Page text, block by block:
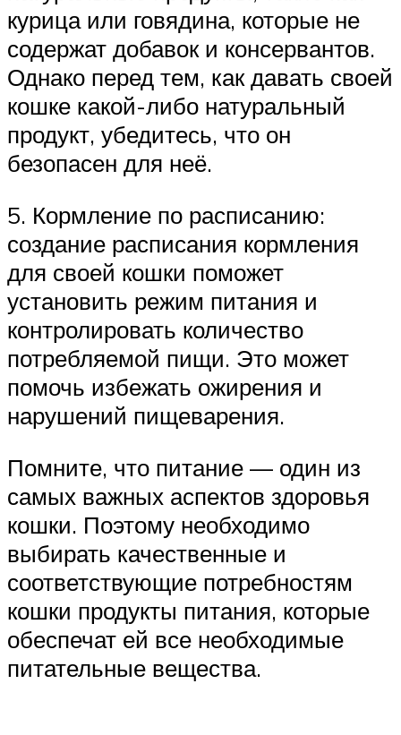
курица или говядина, которые не
содержат добавок и консервантов.
Однако перед тем, как давать своей
кошке какой-либо натуральный
продукт, убедитесь, что он
безопасен для неё.
5. Кормление по расписанию:
создание расписания кормления
для своей кошки поможет
установить режим питания и
контролировать количество
потребляемой пищи. Это может
помочь избежать ожирения и
нарушений пищеварения.
Помните, что питание — один из
самых важных аспектов здоровья
кошки. Поэтому необходимо
выбирать качественные и
соответствующие потребностям
кошки продукты питания, которые
обеспечат ей все необходимые
питательные вещества.